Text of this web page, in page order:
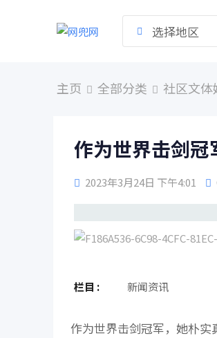
选择地区
主页 全部分类 社区文体
作为世界击剑冠
2023年3月24日 下午4:01
栏目 : 新闻资讯
作为世界击剑冠军，她朴